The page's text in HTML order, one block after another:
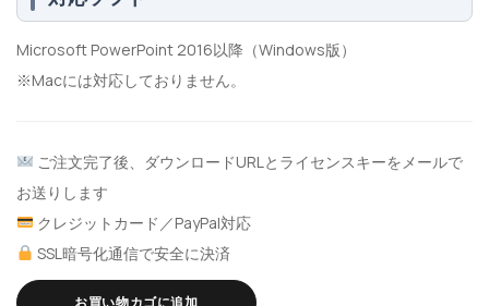
Microsoft PowerPoint 2016以降（Windows版）
※Macには対応しておりません。
ご注文完了後、ダウンロードURLとライセンスキーをメールで
お送りします
クレジットカード／PayPal対応
SSL暗号化通信で安全に決済
お買い物カゴに追加